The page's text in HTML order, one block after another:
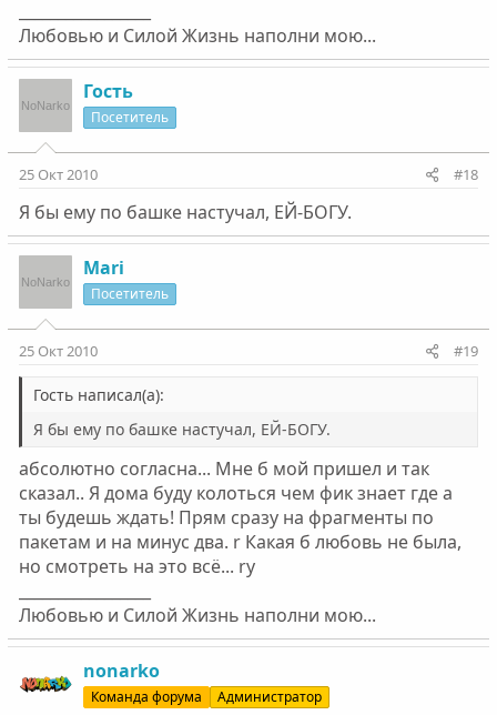
Любовью и Силой Жизнь наполни мою...
Гость
Посетитель
25 Окт 2010 #18
Я бы ему по башке настучал, ЕЙ-БОГУ.
Mari
Посетитель
25 Окт 2010 #19
Гость написал(а):
Я бы ему по башке настучал, ЕЙ-БОГУ.
абсолютно согласна... Мне б мой пришел и так
сказал.. Я дома буду колоться чем фик знает где а
ты будешь ждать! Прям сразу на фрагменты по
пакетам и на минус два. r Какая б любовь не была,
но смотреть на это всё... ry
Любовью и Силой Жизнь наполни мою...
nonarko
Команда форума Администратор